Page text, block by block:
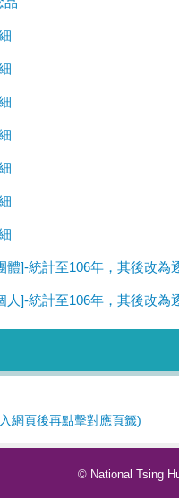
體]-統計至106年，其後改為
人]-統計至106年，其後改為
網頁後再點擊對應頁籤)
© National Tsing